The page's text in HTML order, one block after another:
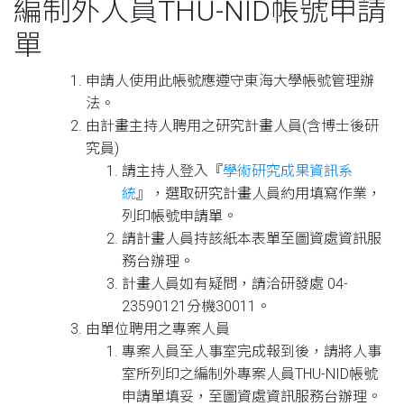
編制外人員THU-NID帳號申請
單
申請人使用此帳號應遵守東海大學帳號管理辦
法。
由計畫主持人聘用之研究計畫人員(含博士後研
究員)
請主持人登入『學術研究成果資訊系
統』，選取研究計畫人員約用填寫作業，
列印帳號申請單。
請計畫人員持該紙本表單至圖資處資訊服
務台辦理。
計畫人員如有疑問，請洽研發處 04-
23590121分機30011。
由單位聘用之專案人員
專案人員至人事室完成報到後，請將人事
室所列印之編制外專案人員THU-NID帳號
申請單填妥，至圖資處資訊服務台辦理。